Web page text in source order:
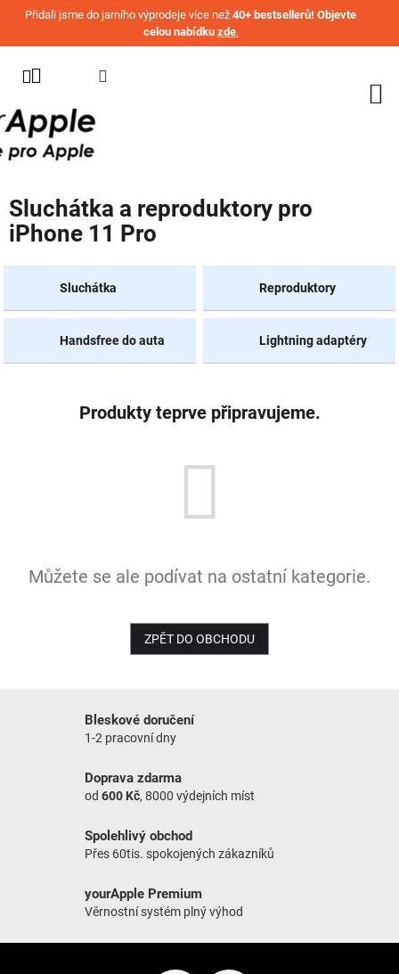
Přejít na obsah
Přidali jsme do jarního výprodeje více než 40+ bestsellerů! Objevte
celou nabídku zde.
IPHONE
MACBOOK
AIRPODS
AIRTAG
OSTATNÍ
ZNAČKY
%
Sluchátka a reproduktory pro
iPhone 11 Pro
Sluchátka Reproduktory
Handsfree do auta Lightning adaptéry
Produkty teprve připravujeme.
Můžete se ale podívat na ostatní kategorie.
ZPĚT DO OBCHODU
Bleskové doručení
1-2 pracovní dny
Doprava zdarma
od 600 Kč, 8000 výdejních míst
Spolehlivý obchod
Přes 60tis. spokojených zákazníků
yourApple Premium
Věrnostní systém plný výhod